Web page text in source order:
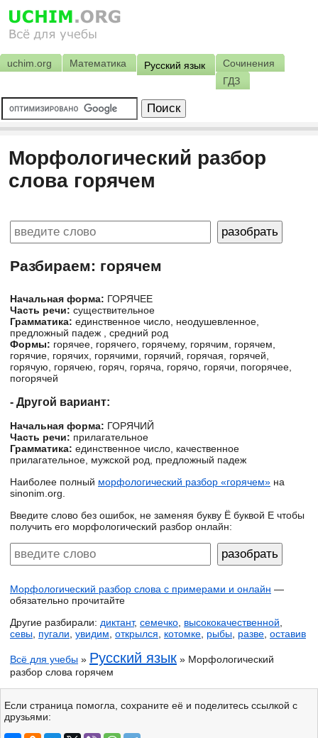
uchim.org Математика Русский язык
Сочинения
ГДЗ
Морфологический разбор
слова горячем
Разбираем: горячем
Начальная форма: ГОРЯЧЕЕ
Часть речи: существительное
Грамматика: единственное число, неодушевленное,
предложный падеж , средний род
Формы: горячее, горячего, горячему, горячим, горячем,
горячие, горячих, горячими, горячий, горячая, горячей,
горячую, горячею, горяч, горяча, горячо, горячи, погорячее,
погорячей
- Другой вариант:
Начальная форма: ГОРЯЧИЙ
Часть речи: прилагательное
Грамматика: единственное число, качественное
прилагательное, мужской род, предложный падеж
Наиболее полный морфологический разбор «горячем» на
sinonim.org.
Введите слово без ошибок, не заменяя букву Ё буквой Е чтобы
получить его морфологический разбор онлайн:
Морфологический разбор слова с примерами и онлайн —
обязательно прочитайте
Другие разбирали: диктант, семечко высококачественной
севы пугали увидим открылся котомке рыбы разве оставив
Всё для учебы » Русский язык » Морфологический
разбор слова горячем
Если страница помогла, сохраните её и поделитесь ссылкой с
друзьями: